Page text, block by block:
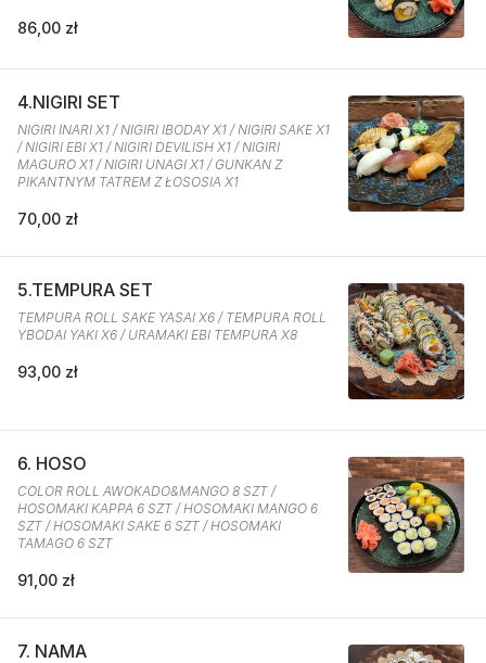
86,00 zł
4.NIGIRI SET
NIGIRI INARI X1 / NIGIRI IBODAY X1 / NIGIRI SAKE X1
/ NIGIRI EBI X1 / NIGIRI DEVILISH X1 / NIGIRI
MAGURO X1 / NIGIRI UNAGI X1 / GUNKAN Z
PIKANTNYM TATREM Z ŁOSOSIA X1
70,00 zł
5.TEMPURA SET
TEMPURA ROLL SAKE YASAI X6 / TEMPURA ROLL
YBODAI YAKI X6 / URAMAKI EBI TEMPURA X8
93,00 zł
6. HOSO
COLOR ROLL AWOKADO&MANGO 8 SZT /
HOSOMAKI KAPPA 6 SZT / HOSOMAKI MANGO 6
SZT / HOSOMAKI SAKE 6 SZT / HOSOMAKI
TAMAGO 6 SZT
91,00 zł
7. NAMA